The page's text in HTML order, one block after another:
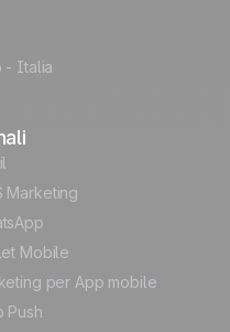
- Italia
Marketing
Mobile
per App mobile
Push